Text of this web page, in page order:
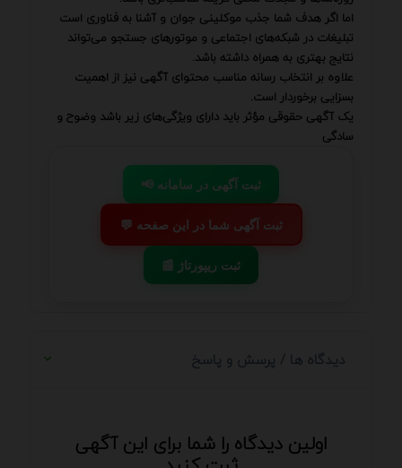
اما اگر هدف شما جذب موکلینی جوان و آشنا به فناوری است
تبلیغات در شبکه‌های اجتماعی و موتورهای جستجو می‌تواند
نتایج بهتری به همراه داشته باشد.
علاوه بر انتخاب رسانه مناسب محتوای آگهی نیز از اهمیت
بسزایی برخوردار است.
یک آگهی حقوقی مؤثر باید دارای ویژگی‌های زیر باشد وضوح و
سادگی
📢 ثبت آگهی در سامانه
💬 ثبت آگهی شما در این صفحه
📰 ثبت ریپورتاژ
دیدگاه ها / پرسش و پاسخ
اولین دیدگاه را شما برای این آگهی